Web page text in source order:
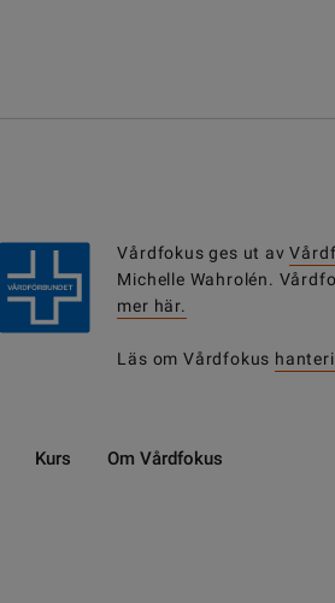
Vårdfokus ges ut av
Michelle Wahrolén.
mer här.
Läs om Vårdfokus
Kurs Om Vårdfokus